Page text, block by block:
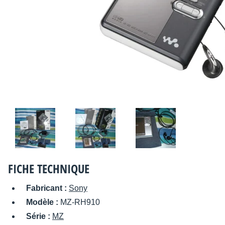
FICHE TECHNIQUE
Fabricant : Sony
Modèle : MZ-RH910
Série : MZ